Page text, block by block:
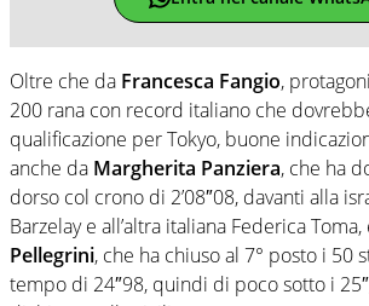
Oltre che da Francesca Fangio,
200 rana con record italiano che
qualificazione per Tokyo, buone
anche da Margherita Panziera, che ha
dorso col crono di 2’08″08, davanti alla
Barzelay e all’altra italiana Federica Toma,
Pellegrini, che ha chiuso al 7° posto i 50
tempo di 24″98, quindi di poco sotto i